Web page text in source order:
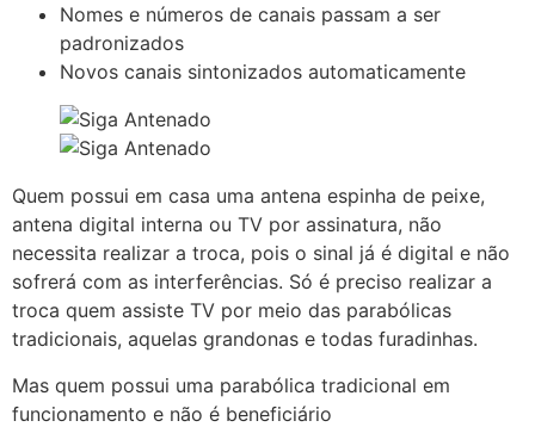
Nomes e números de canais passam a ser
padronizados
Novos canais sintonizados automaticamente
Quem possui em casa uma antena espinha de peixe,
antena digital interna ou TV por assinatura, não
necessita realizar a troca, pois o sinal já é digital e não
sofrerá com as interferências. Só é preciso realizar a
troca quem assiste TV por meio das parabólicas
tradicionais, aquelas grandonas e todas furadinhas.
Mas quem possui uma parabólica tradicional em
funcionamento e não é beneficiário